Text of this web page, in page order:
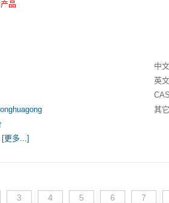
品
[更多...]
中
英
CAS
其
3 4 5 6 7